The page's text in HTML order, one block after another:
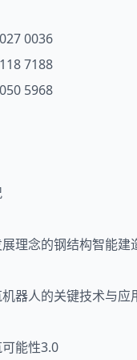
0036
7188
5968
理念的钢结构智能建
器人的关键技术与应
能性3.0